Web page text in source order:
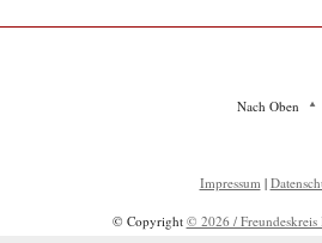
Nach Oben
Impressum |
© Copyright © 2026 / Freundeskreis